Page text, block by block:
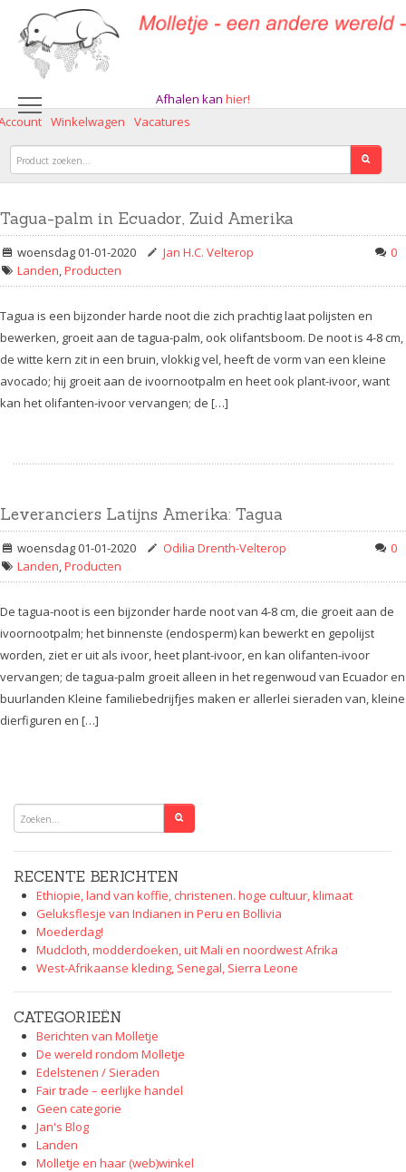
Afhalen kan hier!
Winkelwagen Vacatures
Tagua-palm in Ecuador, Zuid Amerika
0
woensdag 01-01-2020
Jan H.C. Velterop
Landen,Producten
Tagua is een bijzonder harde noot die zich prachtig laat polijsten en
bewerken, groeit aan de tagua-palm, ook olifantsboom. De noot is 4-8 cm,
de witte kern zit in een bruin, vlokkig vel, heeft de vorm van een kleine
avocado; hij groeit aan de ivoornootpalm en heet ook plant-ivoor, want
kan het olifanten-ivoor vervangen; de […]
Leveranciers Latijns Amerika: Tagua
0
woensdag 01-01-2020
Odilia Drenth-Velterop
Landen,Producten
De tagua-noot is een bijzonder harde noot van 4-8 cm, die groeit aan de
ivoornootpalm; het binnenste (endosperm) kan bewerkt en gepolijst
worden, ziet er uit als ivoor, heet plant-ivoor, en kan olifanten-ivoor
vervangen; de tagua-palm groeit alleen in het regenwoud van Ecuador en
buurlanden Kleine familiebedrijfjes maken er allerlei sieraden van, kleine
dierfiguren en […]
RECENTE BERICHTEN
Ethiopie, land van koffie, christenen. hoge cultuur, klimaat
Geluksflesje van Indianen in Peru en Bollivia
Moederdag!
Mudcloth, modderdoeken, uit Mali en noordwest Afrika
West-Afrikaanse kleding, Senegal, Sierra Leone
CATEGORIEËN
Berichten van Molletje
De wereld rondom Molletje
Edelstenen / Sieraden
Fair trade – eerlijke handel
Geen categorie
Jan's Blog
Landen
Molletje en haar (web)winkel